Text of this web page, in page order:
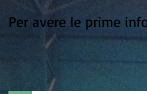
Per avere le prime